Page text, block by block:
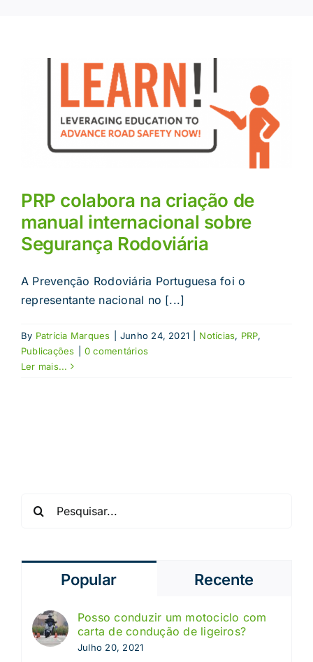
PRP colabora na criação de
manual internacional sobre
Segurança Rodoviária
A Prevenção Rodoviária Portuguesa foi o
representante nacional no [...]
By Patrícia Marques Junho 24, 2021 Notícias, PRP,
Publicações
0 comentários
Ler mais...
Popular Recente
Posso conduzir um motociclo com
carta de condução de ligeiros?
Julho 20, 2021